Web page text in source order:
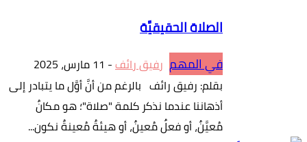
الصلاة الحقيقيَّة
في المهم رفيق رائف- 11 مارس، 2025
بقلم: رفيق رائف بالرغم من أنَّ أوَّل ما يتبادر إلى
أذهاننا عندما نذكر كلمة "صلاة"؛ هو مكانٌ
مُعيَّنٌ، أو فعلٌ مُعينٌ، أو هيئةٌ مُعينةٌ نكون...